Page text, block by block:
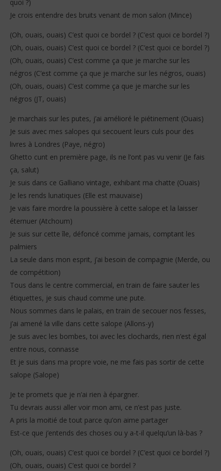
quoi ?)
Je crois entendre des bruits venant de mon salon (Mince)
(Oh, ouais, ouais) C’est quoi ce bordel ? (C’est quoi ce bordel ?)
(Oh, ouais, ouais) C’est quoi ce bordel ? (C’est quoi ce bordel ?)
(Oh, ouais, ouais) C’est comme ça que je marche sur les
négros (C’est comme ça que je marche sur les négros, ouais)
(Oh, ouais, ouais) C’est comme ça que je marche sur les
négros (JT, ouais)
Je marchais sur les putes, j’ai amélioré le piétinement (Ouais)
Je suis avec mes salopes qui secouent leurs culs pour des
livres à Londres (Paye, négro)
Ghetto cunt en première page, ils ne l’ont pas vu venir (Je fais
ça, salut)
Je suis dans ce Galliano vintage, exhibant ma chatte (Ouais)
Je les rends lunatiques (Elle est mauvaise)
Je vais faire mordre la poussière à cette salope et la laisser
éternuer (Atchoum)
Je suis sur cette île, défoncé comme jamais, comptant les
palmiers
La seule dans mon esprit, j’ai besoin de compagnie (Merde, ou
de compétition)
Tous dans le centre commercial, en train de faire sauter les
étiquettes, je suis chaud comme une pute.
Nous sommes dans le palais, en train de secouer nos fesses,
j’ai amené la ville dans cette salope (Allons-y)
Je suis avec les bombes, toi avec les clochards, rien n’est égal
entre nous, connasse
Et je suis dans ma propre voie, ne me fais pas sortir de cette
salope (Salope)
Je te promets que je n’ai rien à épargner.
Tu devrais aussi aller voir mon ami, ce n’est pas juste.
A pris la moitié de tout parce qu’on aime partager
Est-ce que j’entends des choses ou y a-t-il quelqu’un là-bas ?
(Oh, ouais, ouais) C’est quoi ce bordel ? (C’est quoi ce bordel ?)
(Oh, ouais, ouais) C’est quoi ce bordel ?